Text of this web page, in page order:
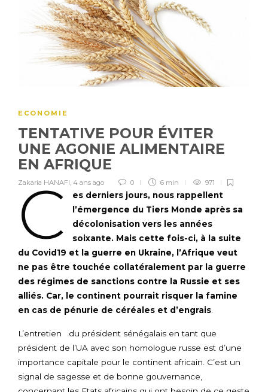
ECONOMIE
TENTATIVE POUR ÉVITER
UNE AGONIE ALIMENTAIRE
EN AFRIQUE
Zakaria HANAFI, 4 ans ago 0 6 min 971
C
es derniers jours, nous rappellent
l’émergence du Tiers Monde après sa
décolonisation vers les années
soixante. Mais cette fois-ci, à la suite
du Covid19 et la guerre en Ukraine, l’Afrique veut
ne pas être touchée collatéralement par la guerre
des régimes de sanctions contre la Russie et ses
alliés. Car, le continent pourrait risquer la famine
en cas de pénurie de céréales et d’engrais.
L’entretien du président sénégalais en tant que
président de l’UA avec son homologue russe est d’une
importance capitale pour le continent africain. C’est un
signal de sagesse et de bonne gouvernance,